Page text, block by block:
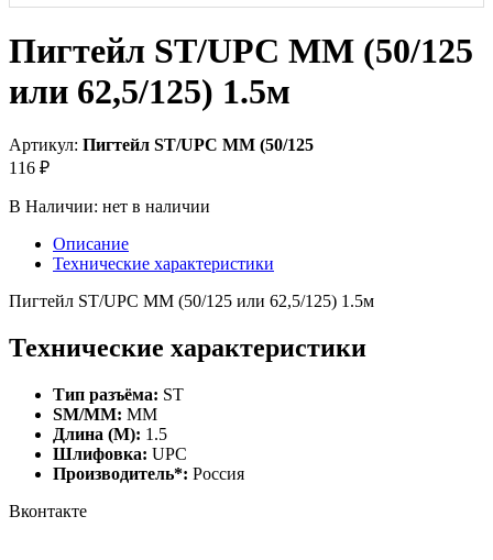
Пигтейл ST/UPC МM (50/125
или 62,5/125) 1.5м
Артикул: Пигтейл ST/UPC МM (50/125
116 ₽
В Наличии: нет в наличии
Описание
Технические характеристики
Пигтейл ST/UPC МM (50/125 или 62,5/125) 1.5м
Технические характеристики
Тип разъёма: ST
SM/MM: MM
Длина (М): 1.5
Шлифовка: UPC
Производитель*: Россия
Вконтакте